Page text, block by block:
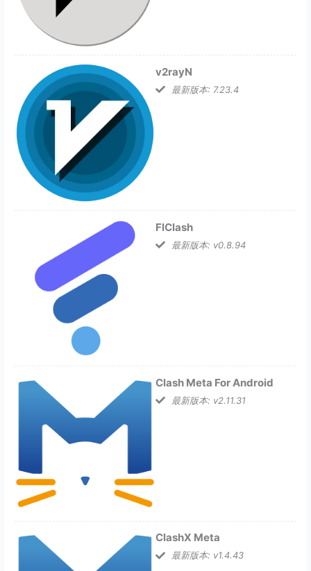
v2rayN
最新版本: 7.23.4
FlClash
最新版本: v0.8.94
Clash Meta For Android
最新版本: v2.11.31
ClashX Meta
最新版本: v1.4.43